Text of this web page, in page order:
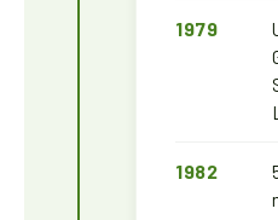
1979
1982